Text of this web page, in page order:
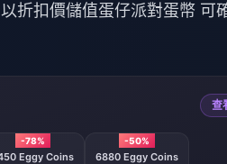
以折扣價儲值蛋仔派對蛋幣 可
查
-78%
3450 Eggy Coins
-50%
6880 Eggy Coins